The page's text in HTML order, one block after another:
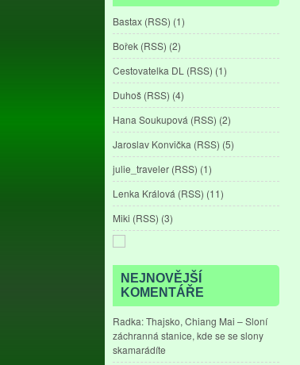
Bastax (RSS) (1)
Bořek (RSS) (2)
Cestovatelka DL (RSS) (1)
Duhoš (RSS) (4)
Hana Soukupová (RSS) (2)
Jaroslav Konvička (RSS) (5)
julie_traveler (RSS) (1)
Lenka Králová (RSS) (11)
Miki (RSS) (3)
NEJNOVĚJŠÍ
KOMENTÁŘE
Radka:Thajsko, Chiang Mai – Sloní
záchranná stanice, kde se se slony
skamarádíte